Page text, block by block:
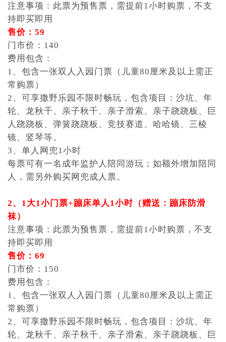
注意事项：此票为预售票，需提前1小时购票，不支
持即买即用
售价：59
门市价：140
费用包含：
1、包含一张双人入园门票（儿童80厘米及以上需正
常购票）
2、可享撒野乐园不限时畅玩，包含项目：沙坑、年
轮、龙秋千、亲子秋千、亲子滑索、亲子跷跷板、巨
人跷跷板、弹簧跷跷板、竞技赛道、哈哈镜、三棱
镜、竖琴等。
3、单人网兜1小时
每票可有一名成年监护人陪同游玩；如额外增加陪同
人，需另外购买网兜成人票。
2、1大1小门票+蹦床单人1小时（赠送：蹦床防滑
袜）
注意事项：此票为预售票，需提前1小时购票，不支
持即买即用
售价：69
门市价：150
费用包含：
1、包含一张双人入园门票（儿童80厘米及以上需正
常购票）
2、可享撒野乐园不限时畅玩，包含项目：沙坑、年
轮、龙秋千、亲子秋千、亲子滑索、亲子跷跷板、巨